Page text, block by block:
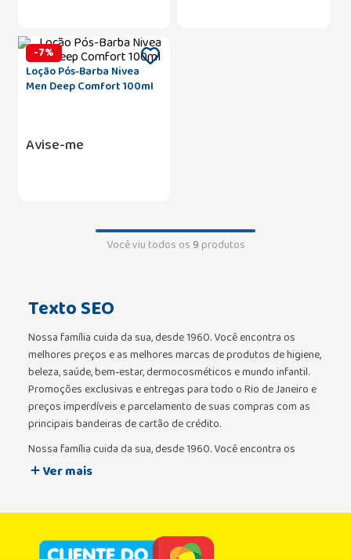
-7%
Loção Pós-Barba Nivea
Men Deep Comfort 100ml
Avise-me
Você viu todos os 9produtos
Texto SEO
Nossa família cuida da sua, desde 1960. Você encontra os
melhores preços e as melhores marcas de produtos de higiene,
beleza, saúde, bem-estar, dermocosméticos e mundo infantil.
Promoções exclusivas e entregas para todo o Rio de Janeiro e
preços imperdíveis e parcelamento de suas compras com as
principais bandeiras de cartão de crédito.
Nossa família cuida da sua, desde 1960. Você encontra os
melhores preços e as melhores marcas de produtos de higiene,
preços imperdíveis e parcelamento de suas compras com as
principais bandeiras de cartão de crédito.
Ver mais